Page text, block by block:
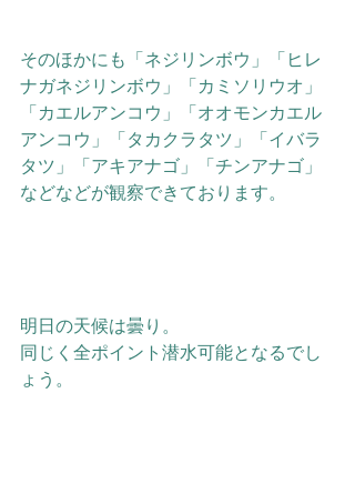
そのほかにも「ネジリンボウ」「ヒレ
ナガネジリンボウ」「カミソリウオ」
「カエルアンコウ」「オオモンカエル
アンコウ」「タカクラタツ」「イバラ
タツ」「アキアナゴ」「チンアナゴ」
などなどが観察できております。
明日の天候は曇り。
同じく全ポイント潜水可能となるでし
ょう。